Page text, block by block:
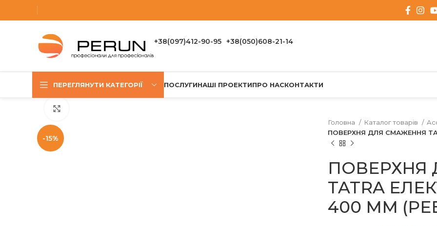
+38(097)412-90-95 +38(050)608-21-14
ПЕРЕГЛЯНУТИ КАТЕГОРІЇ ПОСЛУГИНАШІ ПРОЕКТИПРО НАСКОНТАКТИ
-15%
Головна Каталог товарів
ПОВЕРХНЯ ДЛЯ СМАЖЕННЯ
ПОВЕРХНЯ
TATRA
400 ММ